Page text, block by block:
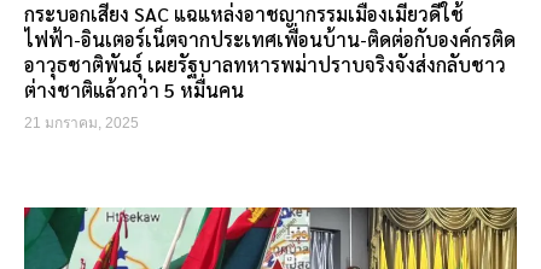
กระบอกเสียง SAC แฉแหล่งอาชญากรรมเมืองเมียวดีใช้
ไฟฟ้า-อินเตอร์เน็ตจากประเทศเพื่อนบ้าน-ติดต่อกับองค์กรติด
อาวุธชาติพันธุ์ เผยรัฐบาลทหารพม่าปราบจริงจังส่งกลับชาว
ต่างชาติแล้วกว่า 5 หมื่นคน
21 มกราคม, 2025